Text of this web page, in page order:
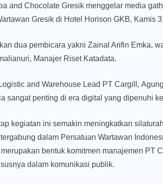
and Chocolate Gresik menggelar media
Gresik di Hotel Horison GKB, Kamis
dua pembicara yakni Zainal Arifin Emka,
Manajer Riset Katadata.
and Warehouse Lead PT Cargill,
sangat penting di era digital yang dipenuhi
kegiatan ini semakin meningkatkan
dalam Persatuan Wartawan
bentuk komitmen manajemen PT
dalam komunikasi publik.